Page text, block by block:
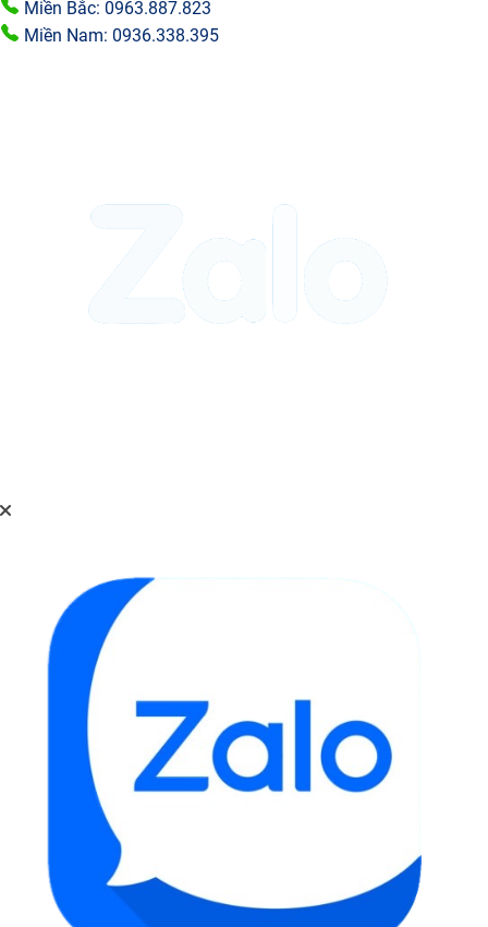
Miền Bắc: 0963.887.823
Miền Nam: 0936.338.395